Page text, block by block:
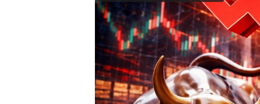
Mein Konto
Folgen Sie uns
Kontakt